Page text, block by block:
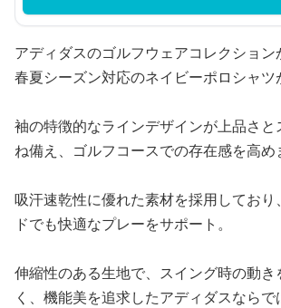
アディダスのゴルフウェアコレクショ
春夏シーズン対応のネイビーポロシャツ
袖の特徴的なラインデザインが上品さ
ね備え、ゴルフコースでの存在感を高め
吸汗速乾性に優れた素材を採用しており
ドでも快適なプレーをサポート。
伸縮性のある生地で、スイング時の動き
く、機能美を追求したアディダスなら